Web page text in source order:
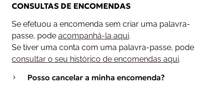
CONSULTAS DE ENCOMENDAS
Se efetuou a encomenda sem criar uma palavra-
passe, pode acompanhá-la aqui.
Se tiver uma conta com uma palavra-passe, pode
consultar o seu histórico de encomendas aqui.
Posso cancelar a minha encomenda?